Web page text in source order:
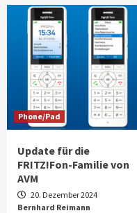
Phone/Pad
Update für die
FRITZ!Fon-Familie von
AVM
20. Dezember 2024
Bernhard Reimann